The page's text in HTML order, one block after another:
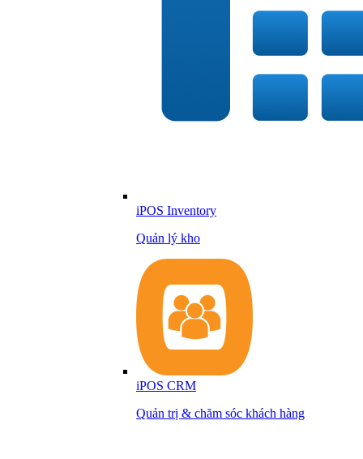
iPOS Inventory
Quản lý kho
iPOS CRM
Quản trị & chăm sóc khách hàng